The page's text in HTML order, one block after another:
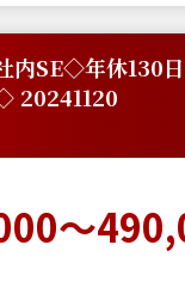
内SE◇年休130
20241120
～